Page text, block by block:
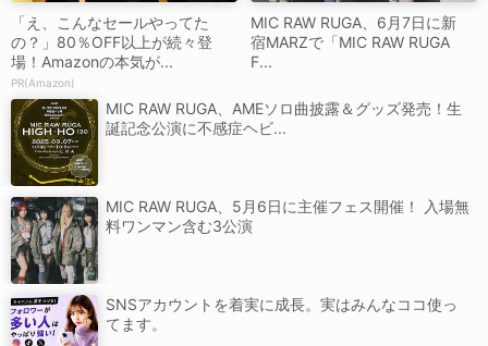
「え、こんなセールやってた
の？」80％OFF以上が続々登
場！Amazonの本気が...
PR(Amazon)
MIC RAW RUGA、6月7日に新
宿MARZで「MIC RAW RUGA
F...
MIC RAW RUGA、AMEソロ曲披露＆グッズ発売！生
誕記念公演に不感症ヘビ...
MIC RAW RUGA、5月6日に主催フェス開催！ 入場無
料ワンマン含む3公演
SNSアカウントを着実に成長。実はみんなココ使っ
てます。